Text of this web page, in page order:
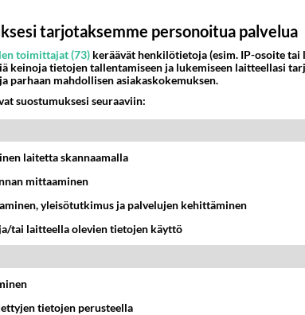
kirjoitti:
on toistakymmentä vuotta. Ajan hammas on
aloittaa.
tarjotaksemme personoitua palvelua
toimittajat (73) keräävät henkilötietoja (esim. IP-osoite tai
keinoja tietojen tallentamiseen ja lukemiseen laitteellasi
parhaan mahdollisen asiakaskokemuksen.
suostumuksesi seuraaviin:
laitetta skannaamalla
mittaaminen
yleisötutkimus ja palvelujen kehittäminen
tai laitteella olevien tietojen käyttö
tietojen perusteella